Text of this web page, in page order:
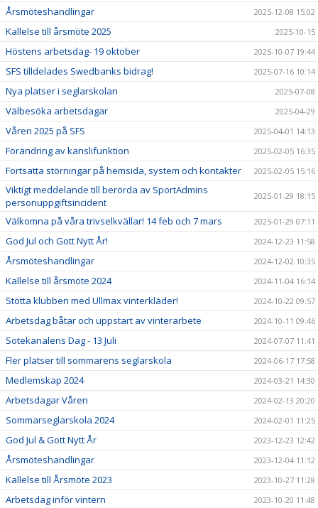
Årsmöteshandlingar 2025-12-08 15:02
Kallelse till årsmöte 2025 2025-10-15
Höstens arbetsdag- 19 oktober 2025-10-07 19:44
SFS tilldelades Swedbanks bidrag! 2025-07-16 10:14
Nya platser i seglarskolan 2025-07-08
Välbesöka arbetsdagar 2025-04-29
Våren 2025 på SFS 2025-04-01 14:13
Förändring av kanslifunktion 2025-02-05 16:35
Fortsatta störningar på hemsida, system och kontakter 2025-02-05 15:16
Viktigt meddelande till berörda av SportAdmins
personuppgiftsincident
2025-01-29 18:15
Välkomna på våra trivselkvällar! 14 feb och 7 mars 2025-01-29 07:11
God Jul och Gott Nytt År! 2024-12-23 11:58
Årsmöteshandlingar 2024-12-02 10:35
Kallelse till årsmöte 2024 2024-11-04 16:14
Stötta klubben med Ullmax vinterkläder! 2024-10-22 09:57
Arbetsdag båtar och uppstart av vinterarbete 2024-10-11 09:46
Sotekanalens Dag - 13 Juli 2024-07-07 11:41
Fler platser till sommarens seglarskola 2024-06-17 17:58
Medlemskap 2024 2024-03-21 14:30
Arbetsdagar Våren 2024-02-13 20:20
Sommarseglarskola 2024 2024-02-01 11:25
God Jul & Gott Nytt År 2023-12-23 12:42
Årsmöteshandlingar 2023-12-04 11:12
Kallelse till Årsmöte 2023 2023-10-27 11:28
Arbetsdag inför vintern 2023-10-20 11:48